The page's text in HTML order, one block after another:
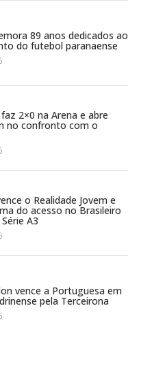
89 anos dedicados ao
do futebol paranaense
2×0 na Arena e abre
no confronto com o
o Realidade Jovem e
do acesso no Brasileiro
A3
vence a Portuguesa em
pela Terceirona